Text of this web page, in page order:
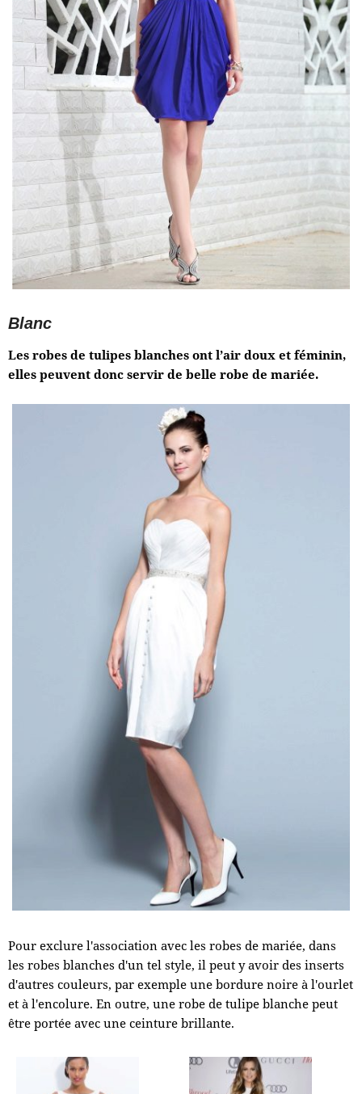
Blanc
Les robes de tulipes blanches ont l’air doux et féminin,
elles peuvent donc servir de belle robe de mariée.
Pour exclure l'association avec les robes de mariée, dans
les robes blanches d'un tel style, il peut y avoir des inserts
d'autres couleurs, par exemple une bordure noire à l'ourlet
et à l'encolure. En outre, une robe de tulipe blanche peut
être portée avec une ceinture brillante.